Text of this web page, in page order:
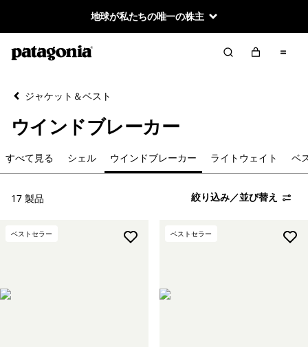
地球が私たちの唯一の株主
絞り込み／並び替え
絞り込み
カテゴリー
シェル
ウインドブレーカー
ライトウェイト
ベスト
ジャケット＆ベスト
ウインドブレーカー
すべて見る シェル ウインドブレーカー ライトウェイト ベ
17 製品 絞り込み／並び替え
ベストセラー ベストセラー